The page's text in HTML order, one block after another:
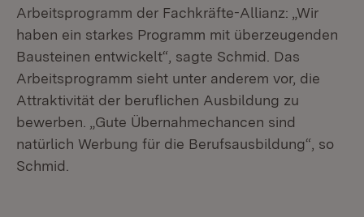
Arbeitsprogramm der Fachkräfte-Allianz: „Wir
haben ein starkes Programm mit überzeugenden
Bausteinen entwickelt“, sagte Schmid. Das
Arbeitsprogramm sieht unter anderem vor, die
Attraktivität der beruflichen Ausbildung zu
bewerben. „Gute Übernahmechancen sind
natürlich Werbung für die Berufsausbildung“, so
Schmid.